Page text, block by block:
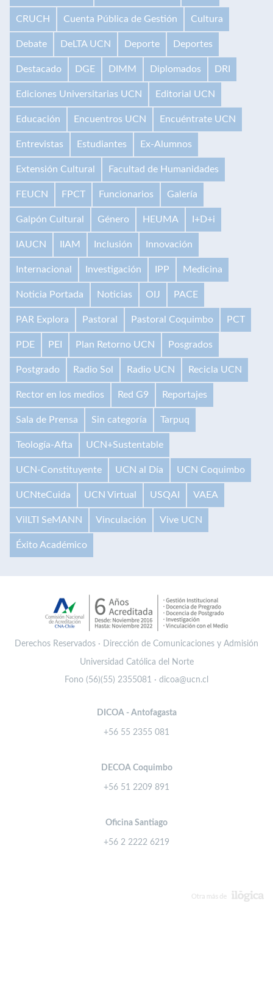
CRUCH Cuenta Pública de Gestión Cultura
Debate DeLTA UCN Deporte Deportes
Destacado DGE DIMM Diplomados DRI
Ediciones Universitarias UCN Editorial UCN
Educación Encuentros UCN Encuéntrate UCN
Entrevistas Estudiantes Ex-Alumnos
Extensión Cultural Facultad de Humanidades
FEUCN FPCT Funcionarios Galería
Galpón Cultural Género HEUMA I+D+i
IAUCN IIAM Inclusión Innovación
Internacional Investigación IPP Medicina
Noticia Portada Noticias OIJ PACE
PAR Explora Pastoral Pastoral Coquimbo PCT
PDE PEI Plan Retorno UCN Posgrados
Postgrado Radio Sol Radio UCN Recicla UCN
Rector en los medios Red G9 Reportajes
Sala de Prensa Sin categoría Tarpuq
Teología-Afta UCN+Sustentable
UCN-Constituyente UCN al Día UCN Coquimbo
UCNteCuida UCN Virtual USQAI VAEA
VilLTI SeMANN Vinculación Vive UCN
Éxito Académico
Derechos Reservados · Dirección de Comunicaciones y Admisión
Universidad Católica del Norte
Fono (56)(55) 2355081 · dicoa@ucn.cl
DICOA - Antofagasta
+56 55 2355 081
DECOA Coquimbo
+56 51 2209 891
Oficina Santiago
+56 2 2222 6219